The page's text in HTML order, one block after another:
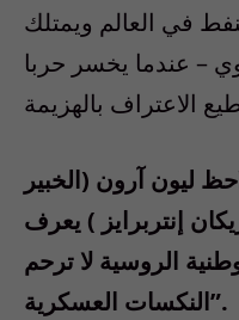
في العالم ويمتلك
نووي – عندما يخسر حربا
ليون آرون (الخبير
إنتربرايز ) يعرف
الروسية لا ترحم
النكسات العسكرية”.